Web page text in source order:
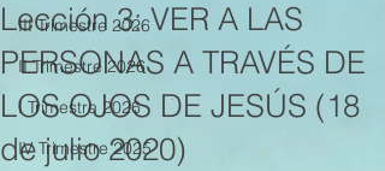
III Trimestre 2026
II Trimestre 2026
I Trimestre 2026
IV Trimestre 2025
Lección 3: VER A LAS
PERSONAS A TRAVÉS DE
LOS OJOS DE JESÚS (18
de julio 2020)